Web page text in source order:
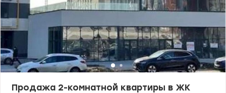
Продажа 2-комнатной квартиры в ЖК